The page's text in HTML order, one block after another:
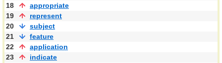
18
appropriate
19
represent
20
subject
21
feature
22
application
23
indicate